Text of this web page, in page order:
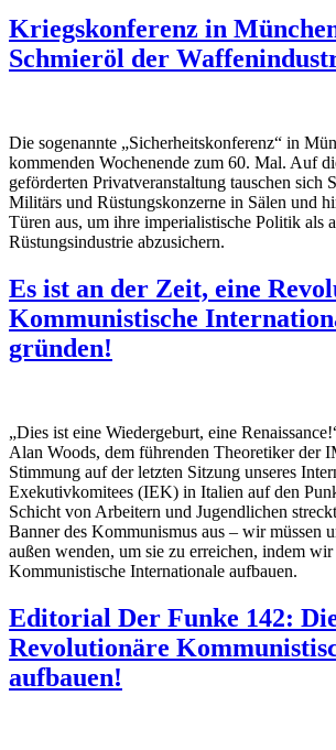
Kriegskonferenz in
Schmieröl der
Die sogenannte „Sicherheitskonferenz“ in
kommenden Wochenende zum 60. Mal. Auf
geförderten Privatveranstaltung tauschen sich
Militärs und Rüstungskonzerne in Sälen und
Türen aus, um ihre imperialistische Politik als
Rüstungsindustrie abzusichern.
Es ist an der Zeit, eine
Kommunistische
gründen!
„Dies ist eine Wiedergeburt, eine
Alan Woods, dem führenden Theoretiker der
Stimmung auf der letzten Sitzung unseres
Exekutivkomitees (IEK) in Italien auf den
Schicht von Arbeitern und Jugendlichen
Banner des Kommunismus aus – wir müssen
außen wenden, um sie zu erreichen, indem
Kommunistische Internationale aufbauen.
Editorial Der Funke 142:
Revolutionäre
aufbauen!